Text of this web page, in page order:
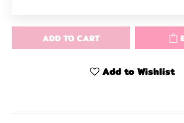
ADD TO CART
Add to Wishlist